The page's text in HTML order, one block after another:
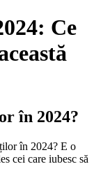
Ce
în 2024?
în 2024? E o
cei care iubesc să